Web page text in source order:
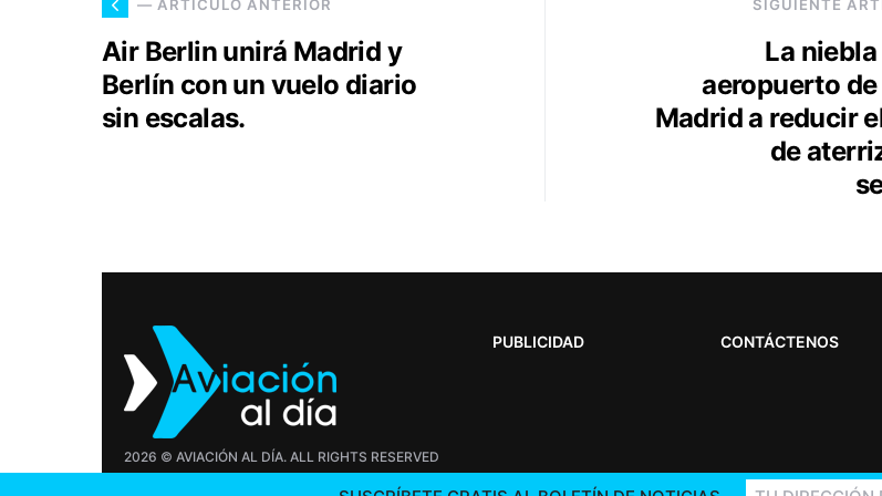
— ARTÍCULO ANTERIOR
Air Berlin unirá Madrid y
Berlín con un vuelo diario
sin escalas.
SIGUIENTE
La
aeropuerto
Madrid a reducir
de
2026 © AVIACIÓN AL DÍA. ALL RIGHTS RESERVED
PUBLICIDAD CONTÁCTENOS